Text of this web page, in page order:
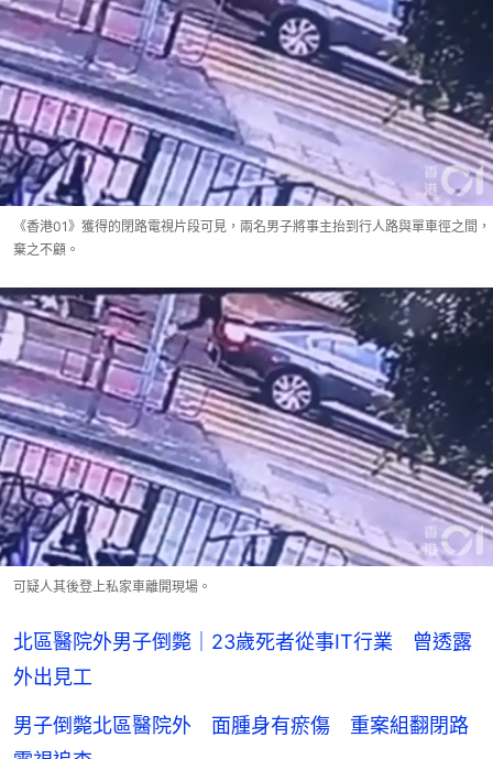
《香港01》獲得的閉路電視片段可見，兩名男子將事主抬到行人路與單車徑之間，
棄之不顧。
可疑人其後登上私家車離開現場。
北區醫院外男子倒斃｜23歲死者從事IT行業 曾透露
外出見工
男子倒斃北區醫院外 面腫身有瘀傷 重案組翻閉路